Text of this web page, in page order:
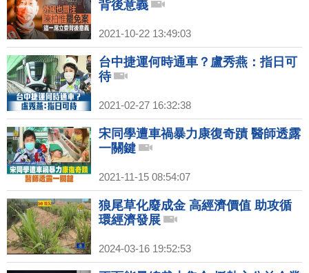
背後意義
2021-10-22 13:49:03
台中捷運何時通車？盧秀燕：指日可
待
2021-02-27 16:32:38
宋同學遭車禍暴力康復奇蹟 醫師透露
一關鍵
2021-11-15 08:54:07
狼尾草化廢成金 高經濟價值 助攻循
環經濟發展
2024-03-16 19:52:53